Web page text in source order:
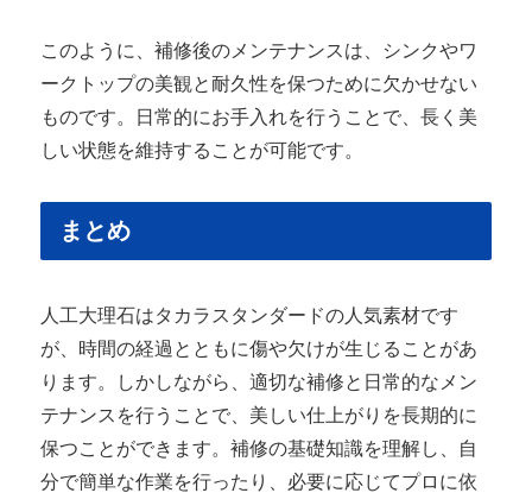
このように、補修後のメンテナンスは、シンクやワ
ークトップの美観と耐久性を保つために欠かせない
ものです。日常的にお手入れを行うことで、長く美
しい状態を維持することが可能です。
まとめ
人工大理石はタカラスタンダードの人気素材です
が、時間の経過とともに傷や欠けが生じることがあ
ります。しかしながら、適切な補修と日常的なメン
テナンスを行うことで、美しい仕上がりを長期的に
保つことができます。補修の基礎知識を理解し、自
分で簡単な作業を行ったり、必要に応じてプロに依